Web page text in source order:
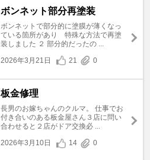
ボンネット部分再塗装
ボンネットで部分的に塗膜が薄くなっ
ている箇所があり 特殊な方法で再塗
装しました ２ 部分的だったの ...
2026年3月21日
21 0
板金修理
長男のお嫁ちゃんのクルマ。 仕事でお
付き合いのある板金屋さん３店に問い
合わせると２店がドア交換必 ...
2026年3月10日
14 0